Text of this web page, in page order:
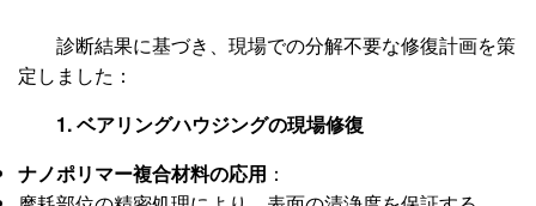
診断結果に基づき、現場での分解不要な修復計画を策
定しました：
1. ベアリングハウジングの現場修復
ナノポリマー複合材料の応用 ：